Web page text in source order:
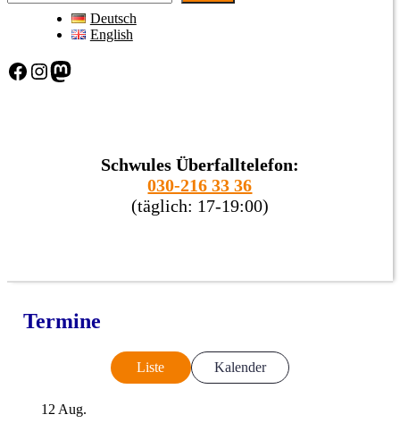
Deutsch
English
Facebook Instagram Mastodon
Schwules Überfalltelefon:
030-216 33 36
(täglich: 17-19:00)
Termine
Liste Kalender
12 Aug.